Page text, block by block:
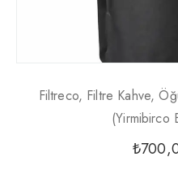
Filtreco, Filtre Kahve,
(yirmibirco
₺